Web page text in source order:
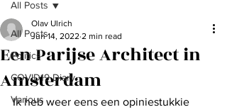
All Posts
Politics
COVID19 Diary
Various
All Posts
Een Parijse Architect in
Amsterdam
Olav Ulrich
Jun 14, 2022 2 min read
Ik heb weer eens een opiniestukkie